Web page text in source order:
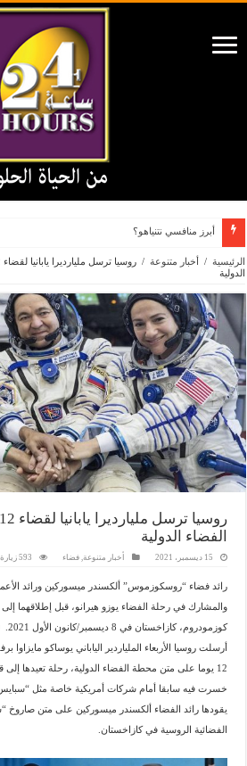
أبرز منافسي نتنياهو؟
الرئيسية / أخبار متنوعة /
الدولية
الفضاء الدولية
15 ديسمبر، 2021 أخبار متنوعة ,فضاء 593 زيارة
رائد فضاء “روسكوزموس” ألكسندر ميسوركين ورائد الأعمال
والمشارك في رحلة الفضاء يوزو هيرانو، قبل إطلاقهما إلى
كوزمودروم، كازاخستان في 8 ديسمبر/كانون الأول 2021.
أرسلت روسيا الأربعاء الملياردير الياباني يوساكو
12 يوما على متن محطة الفضاء الدولية، رحلة تعيدها
خسرت فيه سابقا أمام شركات أمريكية خاصة مثل
يقودها رائد الفضاء ألكسندر ميسوركين على متن صاروخ
الفضائية الروسية في كازاخستان.